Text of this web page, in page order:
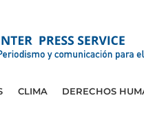
CLIMA DERECHOS